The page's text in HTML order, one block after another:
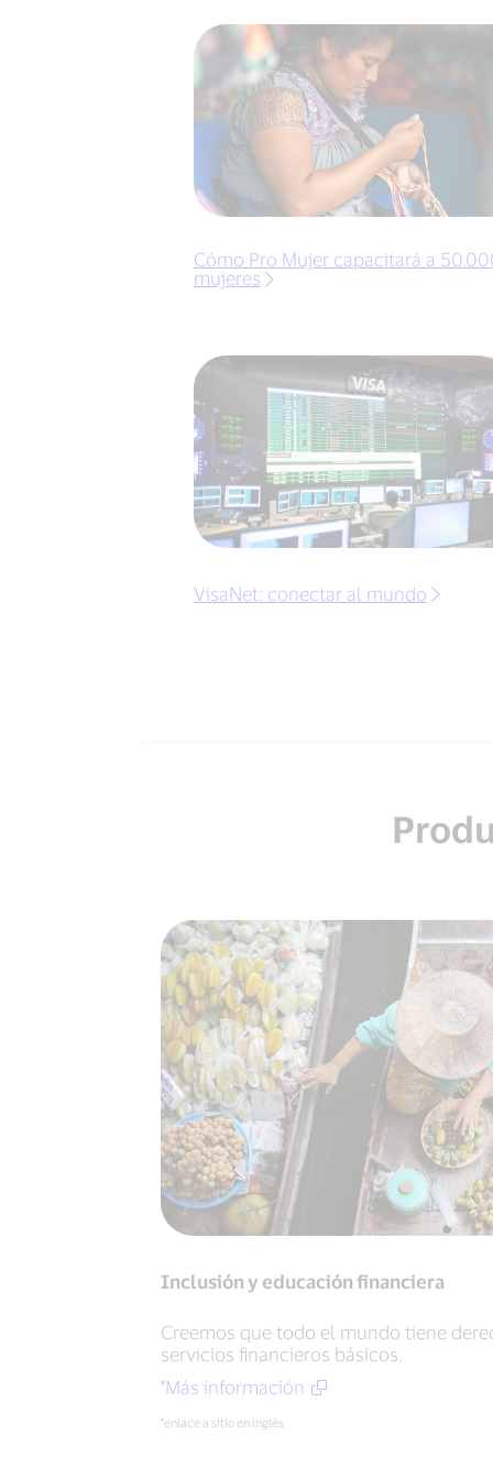
Cómo Pro Mujer capacitará a
mujeres
VisaNet: conectar al mundo
Inclusión y educación financiera
Creemos que todo el mundo tiene
servicios financieros básicos.
*Más información
*enlace a sitio en inglés